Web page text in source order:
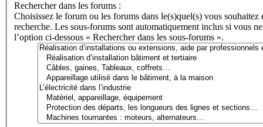
Rechercher dans les forums :
Choisissez le forum ou les forums dans le(s)quel(s) vous souhaitez
recherche. Les sous-forums sont automatiquement inclus si vous
l’option ci-dessous « Rechercher dans les sous-forums ».